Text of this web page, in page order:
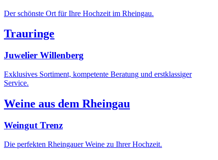
Der schönste Ort für Ihre Hochzeit im Rheingau.
Trauringe
Juwelier Willenberg
Exklusives Sortiment, kompetente Beratung und erstklassiger
Service.
Weine aus dem Rheingau
Weingut Trenz
Die perfekten Rheingauer Weine zu Ihrer Hochzeit.